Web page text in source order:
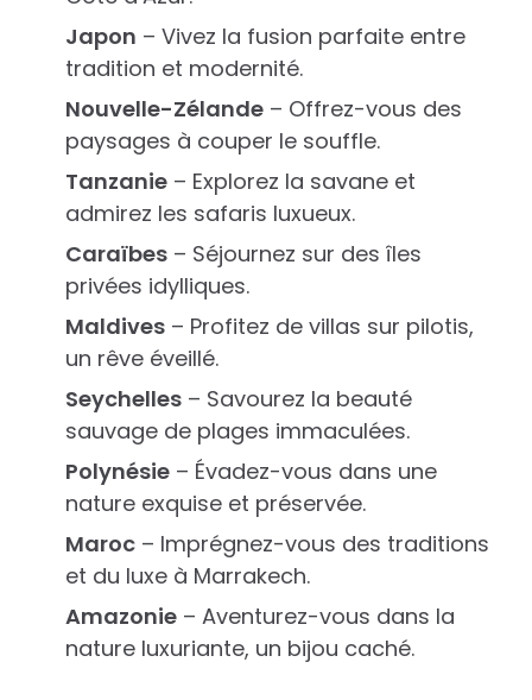
Japon – Vivez la fusion parfaite entre
tradition et modernité.
Nouvelle-Zélande – Offrez-vous des
paysages à couper le souffle.
Tanzanie – Explorez la savane et
admirez les safaris luxueux.
Caraïbes – Séjournez sur des îles
privées idylliques.
Maldives – Profitez de villas sur pilotis,
un rêve éveillé.
Seychelles – Savourez la beauté
sauvage de plages immaculées.
Polynésie – Évadez-vous dans une
nature exquise et préservée.
Maroc – Imprégnez-vous des traditions
et du luxe à Marrakech.
Amazonie – Aventurez-vous dans la
nature luxuriante, un bijou caché.